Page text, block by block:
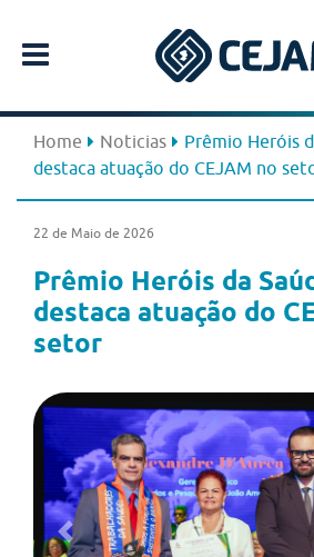
Home Noticias
Prêmio Heróis
destaca atuação do CEJAM no
22 de Maio de 2026
Prêmio Heróis da
destaca atuação do
setor
Previous